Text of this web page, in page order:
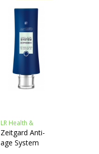
LR Health &
Beauty
Zeitgard Anti-
age System